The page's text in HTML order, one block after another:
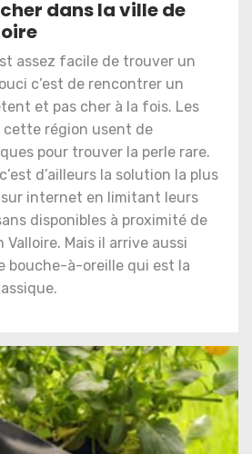
dans la ville de
assez facile de trouver un
c’est de rencontrer un
et pas cher à la fois. Les
cette région usent de
pour trouver la perle rare.
d’ailleurs la solution la plus
internet en limitant leurs
disponibles à proximité de
Valloire. Mais il arrive aussi
bouche-à-oreille qui est la